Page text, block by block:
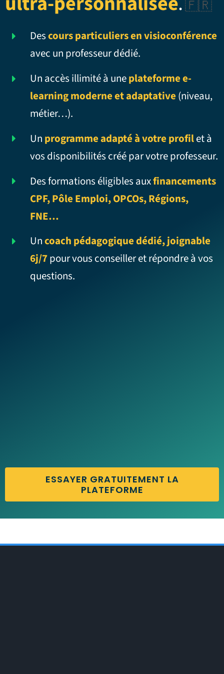
.🇫🇷
Descours particuliers en visioconférence
avec un professeur dédié.
Un accès illimité à uneplateforme e-
learning moderne et adaptative (niveau,
métier…).
Un programme adapté à votre profilet à
vos disponibilités créé par votre professeur.
Des formations éligibles auxfinancements
CPF, Pôle Emploi, OPCOs, Régions,
FNE…
Uncoach pédagogique dédié, joignable
6j/7pour vous conseiller et répondre à vos
questions.
ESSAYER GRATUITEMENT LA
PLATEFORME